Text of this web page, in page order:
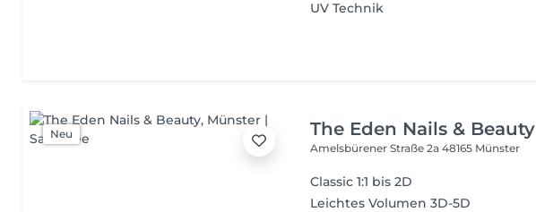
UV Technik
Neu The Eden Nails & Beauty
Amelsbürener Straße 2a48165 Münster
Classic 1:1 bis 2D
Leichtes Volumen 3D-5D